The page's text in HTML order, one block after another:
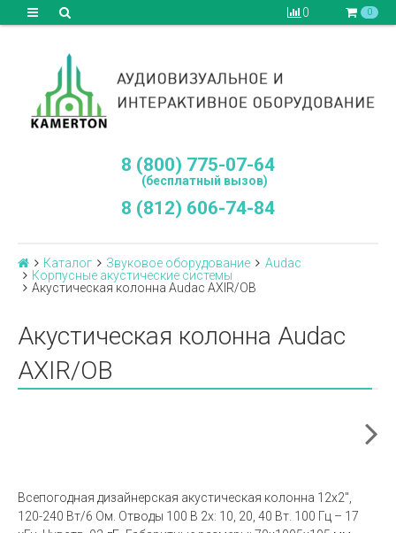
0 0
8 (800) 775-07-64
(бесплатный вызов)
8 (812) 606-74-84
Каталог Звуковое оборудование
Audac
Корпусные акустические системы
Акустическая колонна Audac AXIR/OB
Акустическая колонна Audac
AXIR/OB
Всепогодная дизайнерская акустическая колонна 12х2'',
120-240 Вт/6 Ом. Отводы 100 В 2х: 10, 20, 40 Вт. 100 Гц – 17